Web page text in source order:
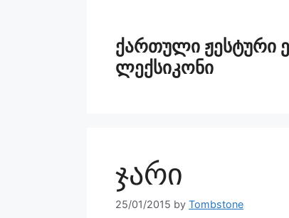
ქართული ჟესტური
ლექსიკონი
ჯარი
25/01/2015 by Tombstone